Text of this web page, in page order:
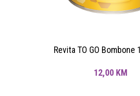
Revita TO GO Bombone
12,00 KM